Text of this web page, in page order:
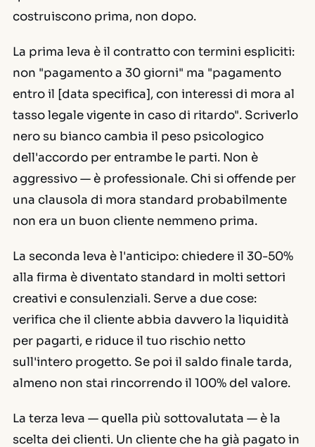
costruiscono prima, non dopo.
La prima leva è il contratto con termini espliciti:
non "pagamento a 30 giorni" ma "pagamento
entro il [data specifica], con interessi di mora al
tasso legale vigente in caso di ritardo". Scriverlo
nero su bianco cambia il peso psicologico
dell'accordo per entrambe le parti. Non è
aggressivo — è professionale. Chi si offende per
una clausola di mora standard probabilmente
non era un buon cliente nemmeno prima.
La seconda leva è l'anticipo: chiedere il 30-50%
alla firma è diventato standard in molti settori
creativi e consulenziali. Serve a due cose:
verifica che il cliente abbia davvero la liquidità
per pagarti, e riduce il tuo rischio netto
sull'intero progetto. Se poi il saldo finale tarda,
almeno non stai rincorrendo il 100% del valore.
La terza leva — quella più sottovalutata — è la
scelta dei clienti. Un cliente che ha già pagato in